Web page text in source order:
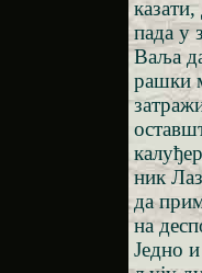
пада у
Ваља
рашки
ник
да
на
Једно